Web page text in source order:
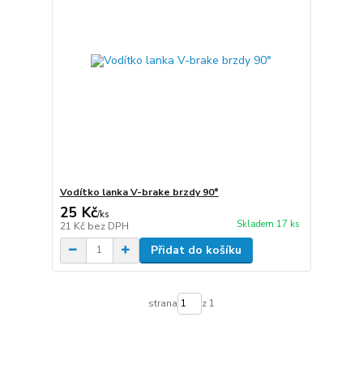
Vodítko lanka V-brake brzdy 90°
25 Kč/ks
21 Kč bez DPH Skladem 17 ks
Přidat do košíku
strana z 1